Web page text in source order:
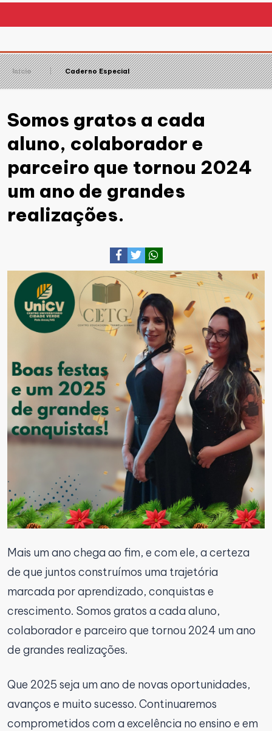
Início Caderno Especial
Somos gratos a cada
aluno, colaborador e
parceiro que tornou 2024
um ano de grandes
realizações.
Mais um ano chega ao fim, e com ele, a certeza
de que juntos construímos uma trajetória
marcada por aprendizado, conquistas e
crescimento. Somos gratos a cada aluno,
colaborador e parceiro que tornou 2024 um ano
de grandes realizações.
Que 2025 seja um ano de novas oportunidades,
avanços e muito sucesso. Continuaremos
comprometidos com a excelência no ensino e em